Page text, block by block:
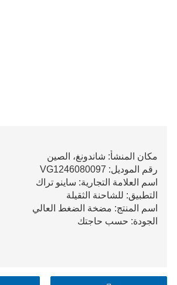
مكان المنشأ: شاندونغ، الصين
رقم الموديل: VG1246080097
اسم العلامة التجارية: ساينو تراك
التطبيق: للشاحنة الثقيلة
اسم المنتج: مضخة الضغط العالي
الجودة: حسب حاجتك